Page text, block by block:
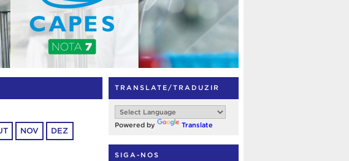
NOV DEZ
TRANSLATE/TRADUZIR
Powered by Translate
SIGA-NOS